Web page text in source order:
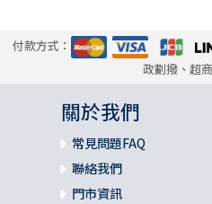
付款方式：
政劃撥、超
關於我們
常見問題FAQ
聯絡我們
門市資訊